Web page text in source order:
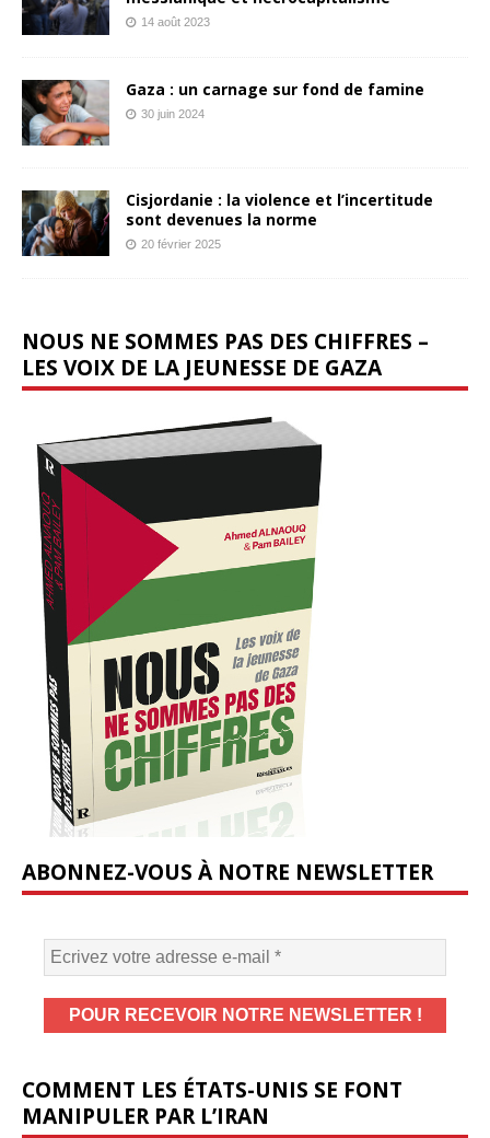
14 août 2023
Gaza : un carnage sur fond de famine
30 juin 2024
Cisjordanie : la violence et l’incertitude
sont devenues la norme
20 février 2025
NOUS NE SOMMES PAS DES CHIFFRES –
LES VOIX DE LA JEUNESSE DE GAZA
ABONNEZ-VOUS À NOTRE NEWSLETTER
COMMENT LES ÉTATS-UNIS SE FONT
MANIPULER PAR L’IRAN